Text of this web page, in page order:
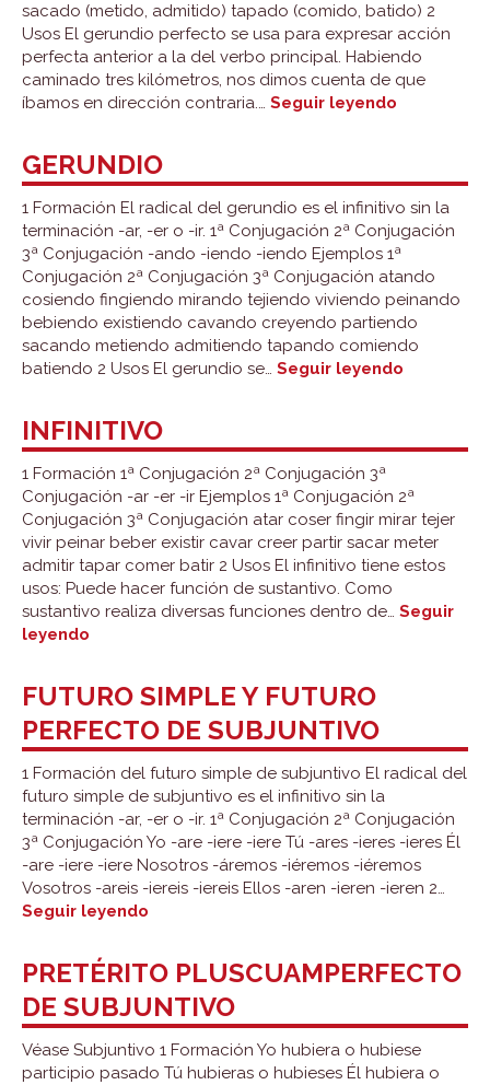
sacado (metido, admitido) tapado (comido, batido) 2
Usos El gerundio perfecto se usa para expresar acción
perfecta anterior a la del verbo principal. Habiendo
caminado tres kilómetros, nos dimos cuenta de que
íbamos en dirección contraria.… Seguir leyendo
GERUNDIO
1 Formación El radical del gerundio es el infinitivo sin la
terminación -ar, -er o -ir. 1ª Conjugación 2ª Conjugación
3ª Conjugación -ando -iendo -iendo Ejemplos 1ª
Conjugación 2ª Conjugación 3ª Conjugación atando
cosiendo fingiendo mirando tejiendo viviendo peinando
bebiendo existiendo cavando creyendo partiendo
sacando metiendo admitiendo tapando comiendo
batiendo 2 Usos El gerundio se… Seguir leyendo
INFINITIVO
1 Formación 1ª Conjugación 2ª Conjugación 3ª
Conjugación -ar -er -ir Ejemplos 1ª Conjugación 2ª
Conjugación 3ª Conjugación atar coser fingir mirar tejer
vivir peinar beber existir cavar creer partir sacar meter
admitir tapar comer batir 2 Usos El infinitivo tiene estos
usos: Puede hacer función de sustantivo. Como
sustantivo realiza diversas funciones dentro de… Seguir
leyendo
FUTURO SIMPLE Y FUTURO
PERFECTO DE SUBJUNTIVO
1 Formación del futuro simple de subjuntivo El radical del
futuro simple de subjuntivo es el infinitivo sin la
terminación -ar, -er o -ir. 1ª Conjugación 2ª Conjugación
3ª Conjugación Yo -are -iere -iere Tú -ares -ieres -ieres Él
-are -iere -iere Nosotros -áremos -iéremos -iéremos
Vosotros -areis -iereis -iereis Ellos -aren -ieren -ieren 2…
Seguir leyendo
futuro
perfecto
de
subjuntivo
PRETÉRITO PLUSCUAMPERFECTO
DE SUBJUNTIVO
Véase Subjuntivo 1 Formación Yo hubiera o hubiese
participio pasado Tú hubieras o hubieses Él hubiera o